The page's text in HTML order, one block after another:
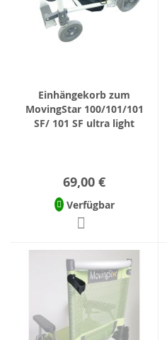
Einhängekorb zum
MovingStar 100/101/101
SF/ 101 SF ultra light
69,00 €
Verfügbar